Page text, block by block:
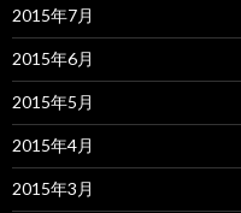
2015年7月
2015年6月
2015年5月
2015年4月
2015年3月